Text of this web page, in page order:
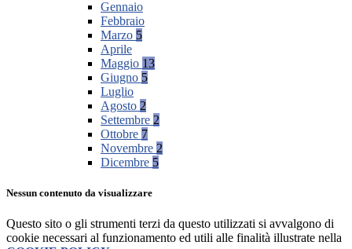
Gennaio
Febbraio
Marzo 5
Aprile
Maggio 13
Giugno 5
Luglio
Agosto 2
Settembre 2
Ottobre 7
Novembre 2
Dicembre 5
Nessun contenuto da visualizzare
Questo sito o gli strumenti terzi da questo utilizzati si avvalgono di
cookie necessari al funzionamento ed utili alle finalità illustrate nella